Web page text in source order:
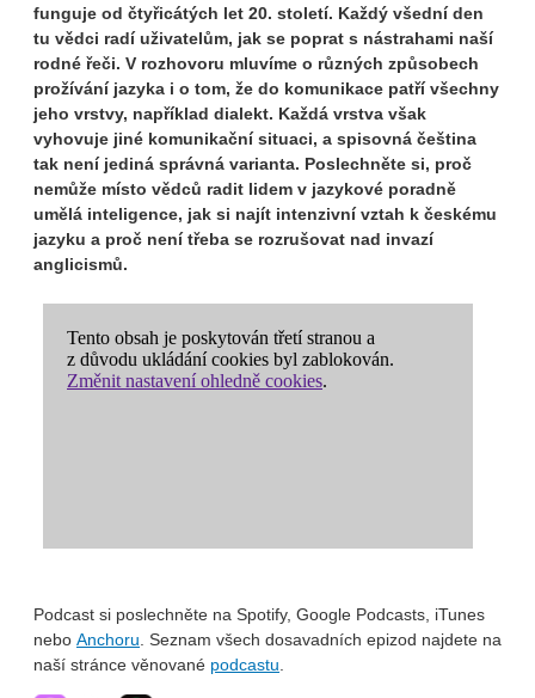
funguje od čtyřicátých let 20. století. Každý všední den
tu vědci radí uživatelům, jak se poprat s nástrahami naší
rodné řeči. V rozhovoru mluvíme o různých způsobech
prožívání jazyka i o tom, že do komunikace patří všechny
jeho vrstvy, například dialekt. Každá vrstva však
vyhovuje jiné komunikační situaci, a spisovná čeština
tak není jediná správná varianta. Poslechněte si, proč
nemůže místo vědců radit lidem v jazykové poradně
umělá inteligence, jak si najít intenzivní vztah k českému
jazyku a proč není třeba se rozrušovat nad invazí
anglicismů.
Podcast si poslechněte na Spotify, Google Podcasts, iTunes
nebo Anchoru. Seznam všech dosavadních epizod najdete na
naší stránce věnované podcastu.